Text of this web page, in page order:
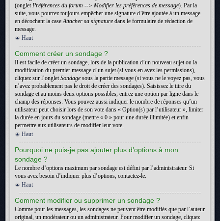
(ongletPréférences du forum --> Modifier les préférences de message). Par la
suite, vous pourrez toujours empêcher une signature d’être ajoutée à un message
en décochant la caseAttacher sa signature dans le formulaire de rédaction de
message.
Haut
Comment créer un sondage ?
Il est facile de créer un sondage, lors de la publication d’un nouveau sujet ou la
modification du premier message d’un sujet (si vous en avez les permissions),
cliquez sur l’ongletSondage sous la partie message (si vous ne le voyez pas, vous
n’avez probablement pas le droit de créer des sondages). Saisissez le titre du
sondage et au moins deux options possibles, entrez une option par ligne dans le
champ des réponses. Vous pouvez aussi indiquer le nombre de réponses qu’un
utilisateur peut choisir lors de son vote dans « Option(s) par l’utilisateur », limiter
la durée en jours du sondage (mettre « 0 » pour une durée illimitée) et enfin
permettre aux utilisateurs de modifier leur vote.
Haut
Pourquoi ne puis-je pas ajouter plus d’options à mon
sondage ?
Le nombre d’options maximum par sondage est défini par l’administrateur. Si
vous avez besoin d’indiquer plus d’options, contactez-le.
Haut
Comment modifier ou supprimer un sondage ?
Comme pour les messages, les sondages ne peuvent être modifiés que par l’auteur
original, un modérateur ou un administrateur. Pour modifier un sondage, cliquez